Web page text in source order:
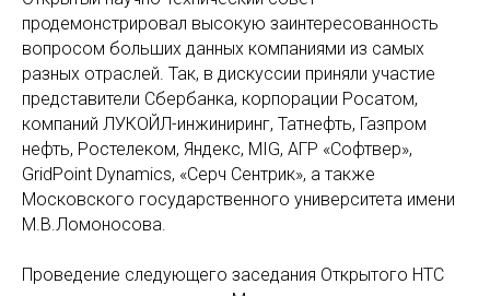
продемонстрировал высокую заинтересованность
вопросом больших данных компаниями из самых
разных отраслей. Так, в дискуссии приняли участие
представители Сбербанка, корпорации Росатом,
компаний ЛУКОЙЛ-инжиниринг, Татнефть, Газпром
нефть, Ростелеком, Яндекс, MIG, АГР «Софтвер»,
GridPoint Dynamics, «Серч Сентрик», а также
Московского государственного университета имени
М.В.Ломоносова.
Проведение следующего заседания Открытого НТС